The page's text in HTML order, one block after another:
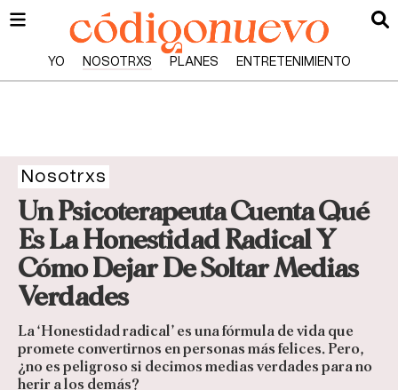
YO NOSOTRXS PLANES ENTRETENIMIENTO
Nosotrxs
Un Psicoterapeuta Cuenta Qué
Es La Honestidad Radical Y
Cómo Dejar De Soltar Medias
Verdades
La ‘Honestidad radical’ es una fórmula de vida que
promete convertirnos en personas más felices. Pero,
¿no es peligroso si decimos medias verdades para no
herir a los demás?